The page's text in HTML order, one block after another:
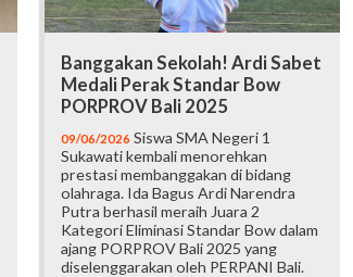
Banggakan Sekolah! Ardi Sabet
Medali Perak Standar Bow
PORPROV Bali 2025
09/06/2026 Siswa SMA Negeri 1
Sukawati kembali menorehkan
prestasi membanggakan di bidang
olahraga. Ida Bagus Ardi Narendra
Putra berhasil meraih Juara 2
Kategori Eliminasi Standar Bow dalam
ajang PORPROV Bali 2025 yang
diselenggarakan oleh PERPANI Bali.